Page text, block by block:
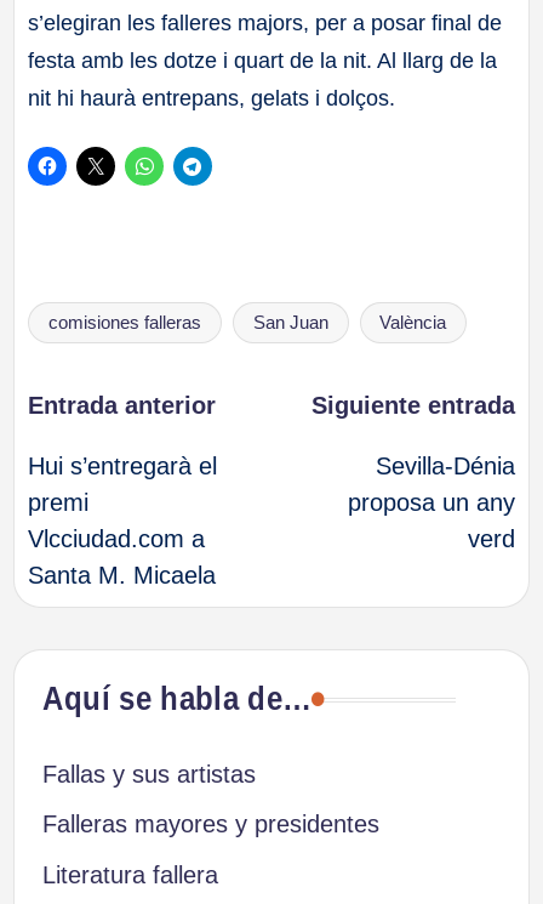
s’elegiran les falleres majors, per a posar final de
festa amb les dotze i quart de la nit. Al llarg de la
nit hi haurà entrepans, gelats i dolços.
Etiquetas:
comisiones falleras San Juan València
Navegación
de
entradas
Entrada anterior
Hui s’entregarà el
premi
Vlcciudad.com a
Santa M. Micaela
Siguiente entrada
Sevilla-Dénia
proposa un any
verd
Aquí se habla de…
Fallas y sus artistas
Falleras mayores y presidentes
Literatura fallera